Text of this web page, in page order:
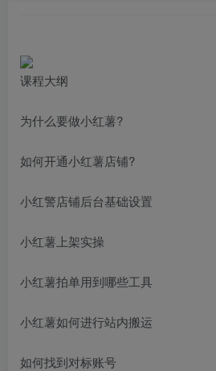
课程大纲
为什么要做小红薯?
如何开通小红薯店铺?
小红警店铺后台基础设置
小红薯上架实操
小红薯拍单用到哪些工具
小红薯如何进行站内搬运
如何找到对标账号